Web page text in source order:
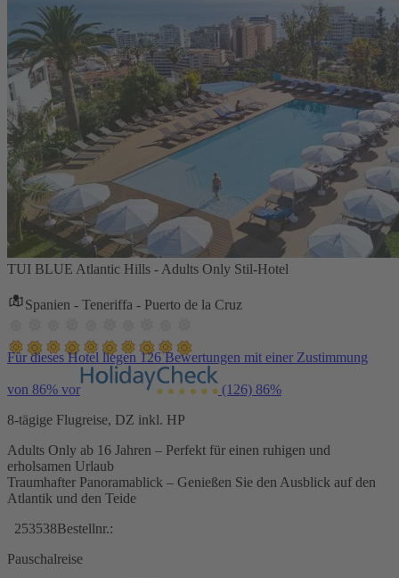
TUI BLUE Atlantic Hills - Adults Only Stil-Hotel
Spanien - Teneriffa - Puerto de la Cruz
Für dieses Hotel liegen 126 Bewertungen mit einer Zustimmung
von 86% vor (126) 86%
8-tägige Flugreise, DZ inkl. HP
Adults Only ab 16 Jahren – Perfekt für einen ruhigen und
erholsamen Urlaub
Traumhafter Panoramablick – Genießen Sie den Ausblick auf den
Atlantik und den Teide
253538Bestellnr.:
Pauschalreise